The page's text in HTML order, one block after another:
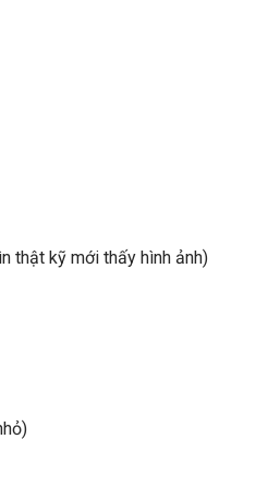
thật kỹ mới thấy hình ảnh)